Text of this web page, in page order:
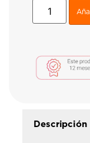
Descripción